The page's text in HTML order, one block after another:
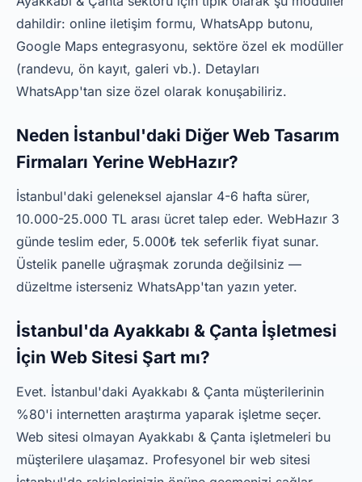
dahildir: online iletişim formu, WhatsApp butonu,
Google Maps entegrasyonu, sektöre özel ek modüller
(randevu, ön kayıt, galeri vb.). Detayları
WhatsApp'tan size özel olarak konuşabiliriz.
Neden İstanbul'daki Diğer Web Tasarım
Firmaları Yerine WebHazır?
İstanbul'daki geleneksel ajanslar 4-6 hafta sürer,
10.000-25.000 TL arası ücret talep eder. WebHazır 3
günde teslim eder, 5.000₺ tek seferlik fiyat sunar.
Üstelik panelle uğraşmak zorunda değilsiniz —
düzeltme isterseniz WhatsApp'tan yazın yeter.
İstanbul'da Ayakkabı & Çanta İşletmesi
İçin Web Sitesi Şart mı?
Evet. İstanbul'daki Ayakkabı & Çanta müşterilerinin
%80'i internetten araştırma yaparak işletme seçer.
Web sitesi olmayan Ayakkabı & Çanta işletmeleri bu
müşterilere ulaşamaz. Profesyonel bir web sitesi